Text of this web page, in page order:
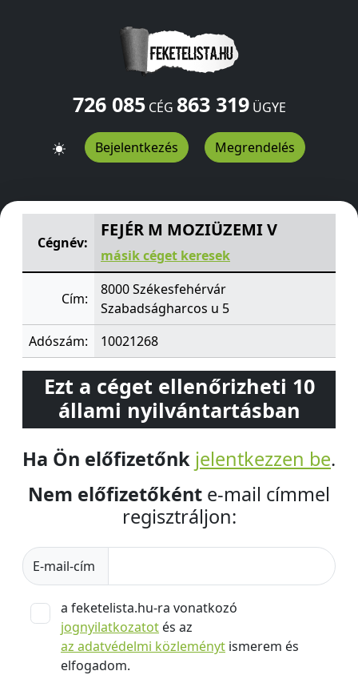
726 085CÉG 863 319ÜGYE
Bejelentkezés Megrendelés
FEJÉR M MOZIÜZEMI VSzabadságharcos u 5
Cégnév:
FEJÉR M MOZIÜZEMI V
másik céget keresek
Cím:
8000 Székesfehérvár
Szabadságharcos u 5
Adószám:
10021268
Ezt a céget ellenőrizheti 10
állami nyilvántartásban
Ha Ön előfizetőnk jelentkezzen be.
Nem előfizetőként e-mail címmel
regisztráljon:
E-mail-cím
a feketelista.hu-ra vonatkozó
jognyilatkozatot és az
az adatvédelmi közleményt ismerem és
elfogadom.